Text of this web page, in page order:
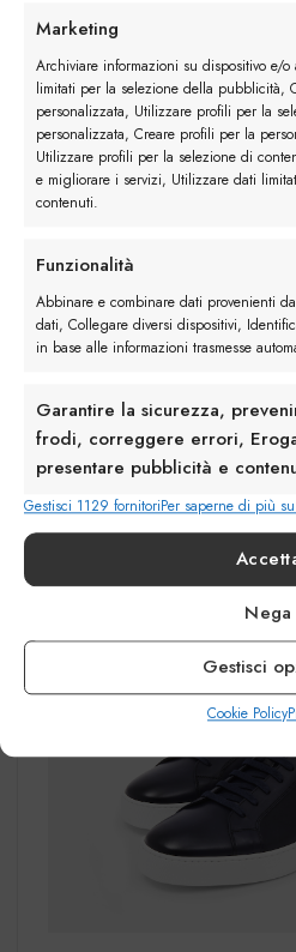
Marketing
Archiviare informazioni su dispositivo e/
limitati per la selezione della pubblicità,
personalizzata, Utilizzare profili per la
personalizzata, Creare profili per la
Utilizzare profili per la selezione di
e migliorare i servizi, Utilizzare dati
contenuti.
Funzionalità
Abbinare e combinare dati provenienti
dati, Collegare diversi dispositivi,
in base alle informazioni trasmesse
Garantire la sicurezza,
frodi, correggere errori,
presentare pubblicità e
Gestisci 1129 fornitoriPer saperne di più
Nega
Gestisci
Cookie Policy
3) Indossare le
Il dilemma del calzino è
durante la stagione
per fugare ogni dubbio
no, il calzino in estate non
sente il bisogno di
optare per un modello